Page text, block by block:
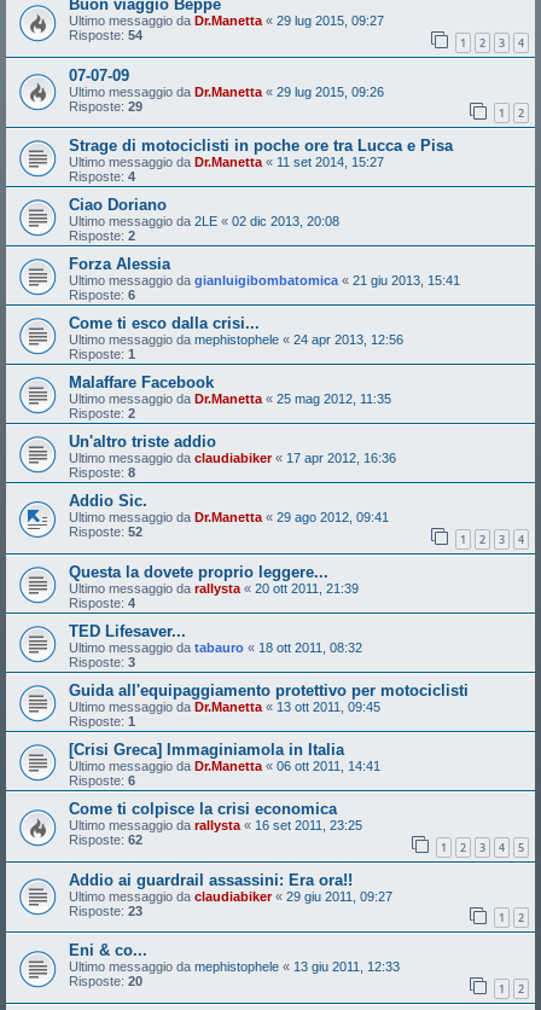
Buon viaggio Beppe
Ultimo messaggio da Dr.Manetta « 29 lug 2015, 09:27
Risposte: 54 1 2 3 4
07-07-09
Ultimo messaggio da Dr.Manetta « 29 lug 2015, 09:26
Risposte: 29 1 2
Strage di motociclisti in poche ore tra Lucca e Pisa
Ultimo messaggio da Dr.Manetta« 11 set 2014, 15:27
Risposte: 4
Ciao Doriano
Ultimo messaggio da 2LE « 02 dic 2013, 20:08
Risposte: 2
Forza Alessia
Ultimo messaggio da gianluigibombatomica« 21 giu 2013, 15:41
Risposte: 6
Come ti esco dalla crisi...
Ultimo messaggio da mephistophele « 24 apr 2013, 12:56
Risposte: 1
Malaffare Facebook
Ultimo messaggio da Dr.Manetta« 25 mag 2012, 11:35
Risposte: 2
Un'altro triste addio
Ultimo messaggio da claudiabiker« 17 apr 2012, 16:36
Risposte: 8
Addio Sic.
Ultimo messaggio da Dr.Manetta« 29 ago 2012, 09:41
Risposte: 52 1 2 3 4
Questa la dovete proprio leggere...
Ultimo messaggio da rallysta « 20 ott 2011, 21:39
Risposte: 4
TED Lifesaver...
Ultimo messaggio da tabauro « 18 ott 2011, 08:32
Risposte: 3
Guida all'equipaggiamento protettivo per motociclisti
Ultimo messaggio da Dr.Manetta « 13 ott 2011, 09:45
Risposte: 1
[Crisi Greca] Immaginiamola in Italia
Ultimo messaggio da Dr.Manetta « 06 ott 2011, 14:41
Risposte: 6
Come ti colpisce la crisi economica
Ultimo messaggio da rallysta « 16 set 2011, 23:25
Risposte: 62 1 2 3 4 5
Addio ai guardrail assassini: Era ora!!
Ultimo messaggio da claudiabiker« 29 giu 2011, 09:27
Risposte: 23 1 2
Eni & co...
Ultimo messaggio da mephistophele « 13 giu 2011, 12:33
Risposte: 20 1 2